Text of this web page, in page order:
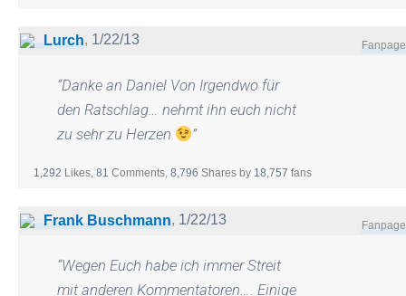
Lurch, 1/22/13
“Danke an Daniel Von Irgendwo für
den Ratschlag… nehmt ihn euch nicht
zu sehr zu Herzen
”
1,292 Likes,81 Comments,8,796 Shares by 18,757 fans
Frank Buschmann, 1/22/13
“Wegen Euch habe ich immer Streit
mit anderen Kommentatoren…. Einige